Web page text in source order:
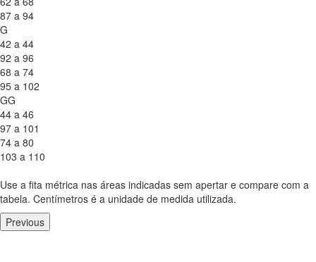
87 a 94
G
42 a 44
92 a 96
68 a 74
95 a 102
GG
44 a 46
97 a 101
74 a 80
103 a 110
Use a fita métrica nas áreas indicadas sem apertar e compare com a
tabela. Centímetros é a unidade de medida utilizada.
Previous